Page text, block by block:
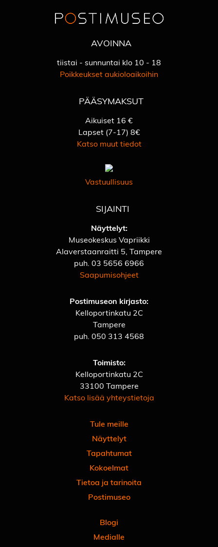
AVOINNA
tiistai - sunnuntai klo 10 - 18
Poikkeukset aukioloaikoihin
PÄÄSYMAKSUT
Aikuiset 16 €
Lapset (7-17) 8€
Katso muut tiedot
Vastuullisuus
SIJAINTI
Näyttelyt:
Museokeskus Vapriikki
Alaverstaanraitti 5, Tampere
puh. 03 5656 6966
Saapumisohjeet
Postimuseon kirjasto:
Kelloportinkatu 2C
Tampere
puh. 050 313 4568
Toimisto:
Kelloportinkatu 2C
33100 Tampere
Katso lisää yhteystietoja
Tule meille
Näyttelyt
Tapahtumat
Kokoelmat
Tietoa ja tarinoita
Postimuseo
Blogi
Medialle